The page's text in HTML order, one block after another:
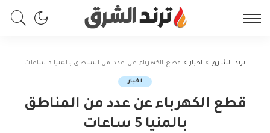
ترند الشرق > اخبار > قطع الكهرباء عن عدد من المناطق بالمنيا 5 ساعات
اخبار
قطع الكهرباء عن عدد من المناطق
بالمنيا 5 ساعات